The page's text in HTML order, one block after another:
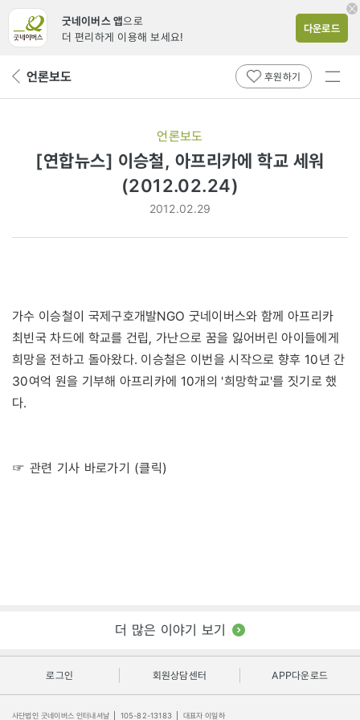
굿네이버스 앱으로
더 편리하게 이용해 보세요!
다운로드
뒤 언론보도 후원하기
전체
언론보도
[연합뉴스] 이승철, 아프리카에 학교 세워
(2012.02.24)
2012.02.29
가수 이승철이 국제구호개발NGO 굿네이버스와 함께 아프리카
최빈국 차드에 학교를 건립, 가난으로 꿈을 잃어버린 아이들에게
희망을 전하고 돌아왔다. 이승철은 이번을 시작으로 향후 10년 간
30여억 원을 기부해 아프리카에 10개의 '희망학교'를 짓기로 했
다.
☞ 관련 기사 바로가기 (클릭)
더 많은 이야기 보기
로그인 회원상담센터 APP다운로드
사단법인 굿네이버스 인터내셔날 105-82-13183 대표자 이일하